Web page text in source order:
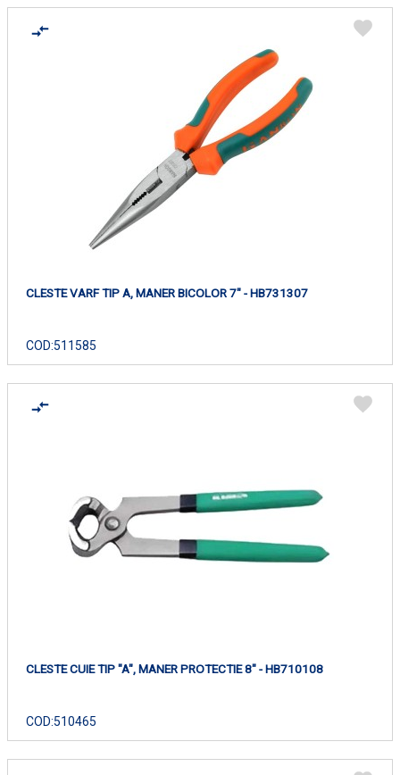
CLESTE VARF TIP A, MANER BICOLOR 7" - HB731307
COD:511585
CLESTE CUIE TIP "A", MANER PROTECTIE 8" - HB710108
COD:510465